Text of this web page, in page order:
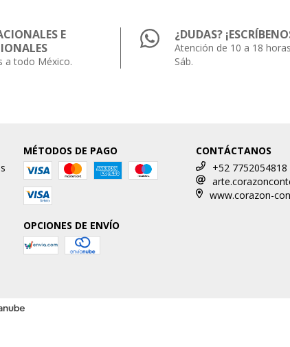
E
a todo México.
¿DUDAS?
Atención de 10 a 18
Sáb.
MÉTODOS DE PAGO
OPCIONES DE ENVÍO
CONTÁCTANOS
+52 7752054818
www.corazon-